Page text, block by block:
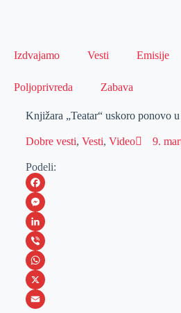
Izdvajamo Vesti Emisije
Poljoprivreda Zabava
Knjižara „Teatar“ uskoro ponovo
Dobre vesti, Vesti, Video 9.
Podeli:
F
a
c
e
b
o
M
e
s
s
e
L
i
n
k
V
i
b
W
h
X